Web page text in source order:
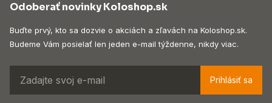
Odoberať novinky Koloshop.sk
Buďte prvý, kto sa dozvie o akciách a zľavách na Koloshop.sk.
Budeme Vám posielať len jeden e-mail týždenne, nikdy viac.
Prihlásiť sa